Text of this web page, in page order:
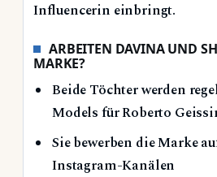
Influencerin einbringt.
ARBEITEN DAVINA UND
MARKE?
Beide Töchter werden
Models für Roberto
Sie bewerben die Marke
Instagram-Kanälen